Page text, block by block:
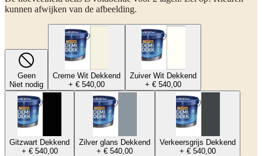
kunnen afwijken van de afbeelding.
Geen
Niet nodig
Creme Wit Dekkend
+ € 540,00
Zuiver Wit Dekkend
+ € 540,00
Gitzwart Dekkend
+ € 540,00
Zilver glans Dekkend
+ € 540,00
Verkeersgrijs Dekkend
+ € 540,00